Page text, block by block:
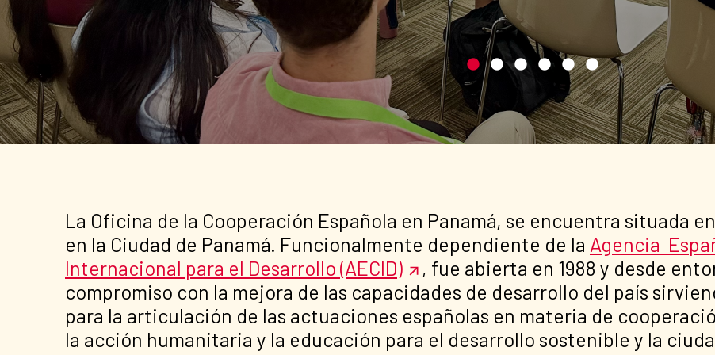
La Oficina de la Cooperación Española en Panamá, se encuentra situada
en la Ciudad de Panamá. Funcionalmente dependiente de la Agencia
Internacional para el Desarrollo (AECID)
, fue abierta en 1988 y desde
compromiso con la mejora de las capacidades de desarrollo del país
para la articulación de las actuaciones españolas en materia de
la acción humanitaria y la educación para el desarrollo sostenible y la